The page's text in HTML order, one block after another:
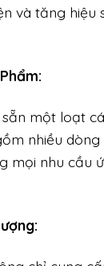
và tăng hiệu
sẵn một loạt
nhiều
mọi nhu cầu